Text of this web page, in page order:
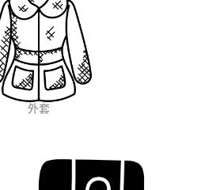
外套